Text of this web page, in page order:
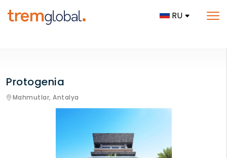
RU
Protogenia
Mahmutlar, Antalya